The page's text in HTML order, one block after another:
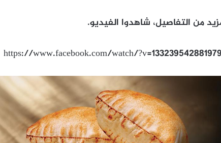
من التفاصيل، شاهدوا الفيديو.
https://www.facebook.com/watch/